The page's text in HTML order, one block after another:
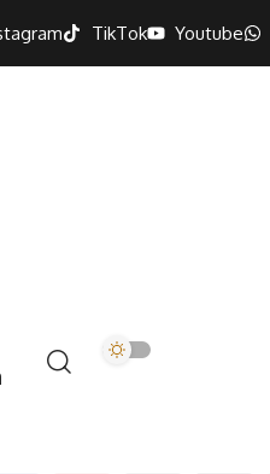
TikTok Youtube